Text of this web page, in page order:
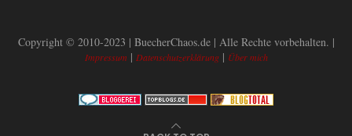
Copyright © 2010-2023 | BuecherChaos.de | Alle Rechte vorbehalten. |
Impressum | Datenschutzerklärung| Über mich